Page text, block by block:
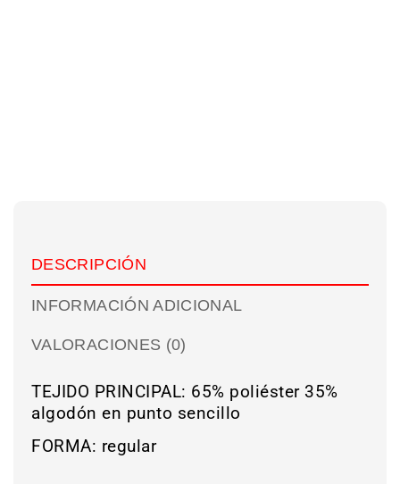
DESCRIPCIÓN
INFORMACIÓN ADICIONAL
VALORACIONES (0)
TEJIDO PRINCIPAL: 65% poliéster 35%
algodón en punto sencillo
FORMA: regular